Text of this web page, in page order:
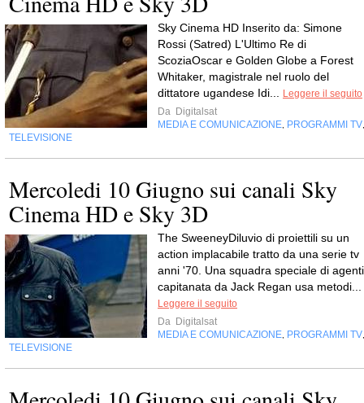
Sky Cinema HD Inserito da: Simone
Rossi (Satred) L'Ultimo Re di
ScoziaOscar e Golden Globe a Forest
Whitaker, magistrale nel ruolo del
dittatore ugandese Idi... Leggere il seguito
Da Digitalsat
MEDIA E COMUNICAZIONE, PROGRAMMI TV,
TELEVISIONE
Mercoledi 10 Giugno sui canali Sky
Cinema HD e Sky 3D
The SweeneyDiluvio di proiettili su un
action implacabile tratto da una serie tv
anni '70. Una squadra speciale di agenti
capitanata da Jack Regan usa metodi...
Leggere il seguito
Da Digitalsat
MEDIA E COMUNICAZIONE, PROGRAMMI TV,
TELEVISIONE